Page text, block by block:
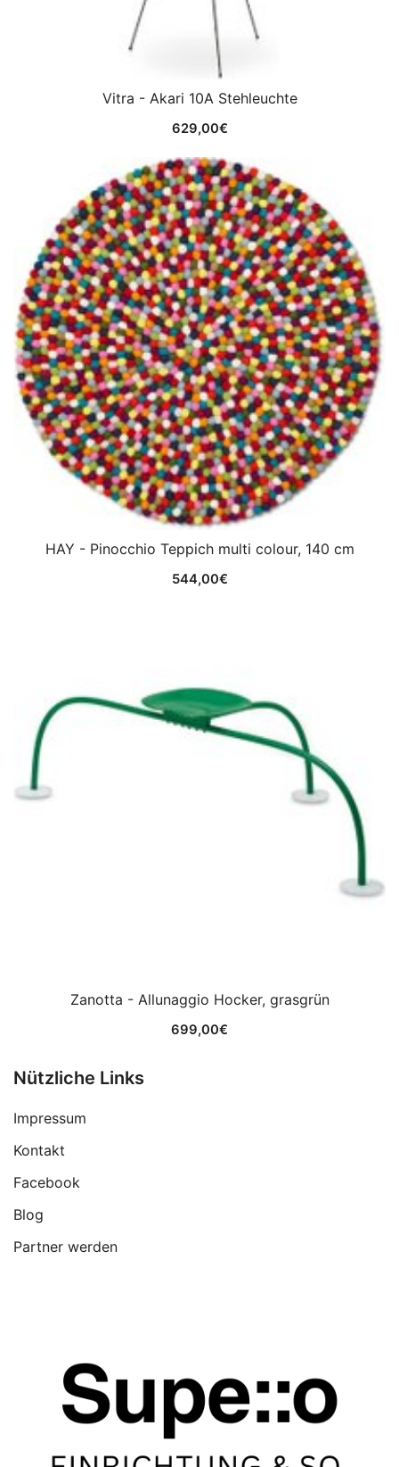
Vitra - Akari 10A Stehleuchte
629,00€
HAY - Pinocchio Teppich multi colour, 140 cm
544,00€
Zanotta - Allunaggio Hocker, grasgrün
699,00€
Nützliche Links
Impressum
Kontakt
Facebook
Blog
Partner werden